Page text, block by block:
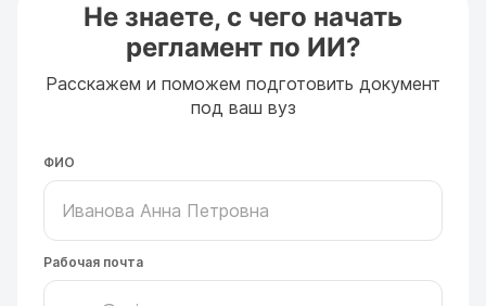
Не знаете, с чего начать
регламент по ИИ?
Расскажем и поможем подготовить документ
под ваш вуз
ФИО
Рабочая почта